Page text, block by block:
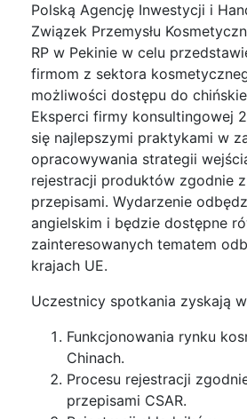
Polską Agencję Inwestycji i
Związek Przemysłu
RP w Pekinie w celu
firmom z sektora
możliwości dostępu do
Eksperci firmy konsultingowej
się najlepszymi praktykami w
opracowywania strategii
rejestracji produktów zgodnie
przepisami. Wydarzenie
angielskim i będzie dostępne
zainteresowanych tematem
krajach UE.
Uczestnicy spotkania zyskają
Funkcjonowania rynku
Chinach.
Procesu rejestracji
przepisami CSAR.